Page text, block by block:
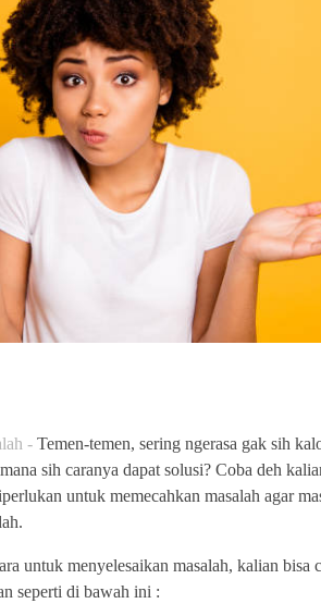
- Temen-temen, sering ngerasa gak sih
sih caranya dapat solusi? Coba deh
untuk memecahkan masalah agar
untuk menyelesaikan masalah, kalian bisa
seperti di bawah ini :